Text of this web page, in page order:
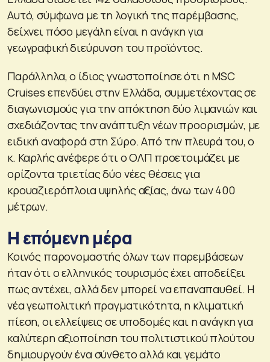
Αυτό, σύμφωνα με τη λογική της παρέμβασης,
δείχνει πόσο μεγάλη είναι η ανάγκη για
γεωγραφική διεύρυνση του προϊόντος.
Παράλληλα, ο ίδιος γνωστοποίησε ότι η MSC
Cruises επενδύει στην Ελλάδα, συμμετέχοντας σε
διαγωνισμούς για την απόκτηση δύο λιμανιών και
σχεδιάζοντας την ανάπτυξη νέων προορισμών, με
ειδική αναφορά στη Σύρο. Από την πλευρά του, ο
κ. Καρλής ανέφερε ότι ο ΟΛΠ προετοιμάζει με
ορίζοντα τριετίας δύο νέες θέσεις για
κρουαζιερόπλοια υψηλής αξίας, άνω των 400
μέτρων.
Η επόμενη μέρα
Κοινός παρονομαστής όλων των παρεμβάσεων
ήταν ότι ο ελληνικός τουρισμός έχει αποδείξει
πως αντέχει, αλλά δεν μπορεί να επαναπαυθεί. Η
νέα γεωπολιτική πραγματικότητα, η κλιματική
πίεση, οι ελλείψεις σε υποδομές και η ανάγκη για
καλύτερη αξιοποίηση του πολιτιστικού πλούτου
δημιουργούν ένα σύνθετο αλλά και γεμάτο